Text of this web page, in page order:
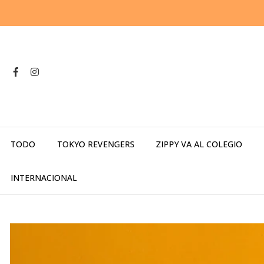
TODO TOKYO REVENGERS ZIPPY VA AL COLEGIO
INTERNACIONAL